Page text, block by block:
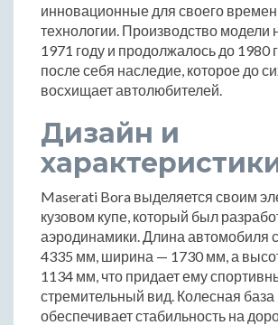
инновационные для своего
технологии. Производство модели
1971 году и продолжалось до 1980
после себя наследие, которое до
восхищает автолюбителей.
Дизайн и
Maserati Bora выделяется своим
кузовом купе, который был
аэродинамики. Длина автомобиля
4335 мм, ширина — 1730 мм, а
1134 мм, что придает ему
стремительный вид. Колесная
обеспечивает стабильность на